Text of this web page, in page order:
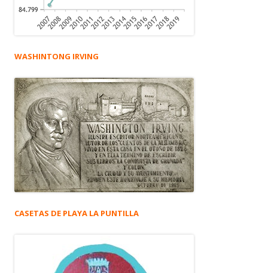
WASHINTONG IRVING
CASETAS DE PLAYA LA PUNTILLA